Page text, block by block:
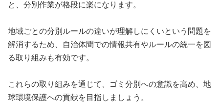
と、分別作業が格段に楽になります。
地域ごとの分別ルールの違いが理解しにくいという問題を
解消するため、自治体間での情報共有やルールの統一を図
る取り組みも有効です。
これらの取り組みを通じて、ゴミ分別への意識を高め、地
球環境保護への貢献を目指しましょう。